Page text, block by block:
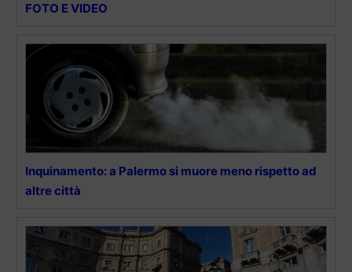
FOTO E VIDEO
Inquinamento: a Palermo si muore meno rispetto ad
altre città